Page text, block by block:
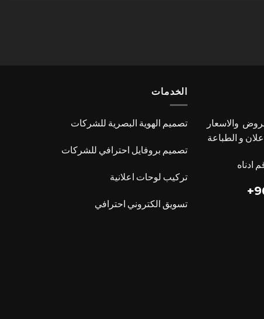
والاسعار
و الطباعة
ادناه
الخدمات
تصميم الهوية البصرية للشركات
تصميم بروفايل احترافي للشركات
تركيب لوحات اعلانية
تسويق الكتروني احترافي